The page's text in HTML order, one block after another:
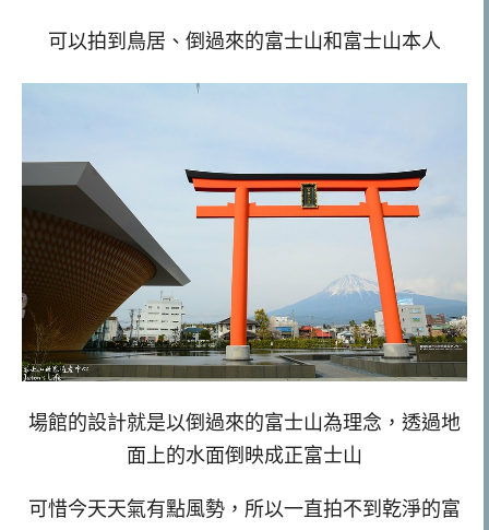
可以拍到鳥居、倒過來的富士山和富士山本人
場館的設計就是以倒過來的富士山為理念，透過地
面上的水面倒映成正富士山
可惜今天天氣有點風勢，所以一直拍不到乾淨的富